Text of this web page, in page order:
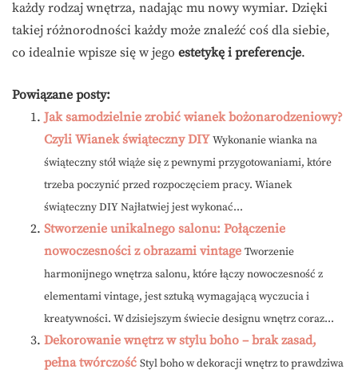
każdy rodzaj wnętrza, nadając mu nowy wymiar. Dzięki
takiej różnorodności każdy może znaleźć coś dla siebie,
co idealnie wpisze się w jego estetykę i preferencje.
Powiązane posty:
Jak samodzielnie zrobić wianek bożonarodzeniowy?
Czyli Wianek świąteczny DIY Wykonanie wianka na
świąteczny stół wiąże się z pewnymi przygotowaniami, które
trzeba poczynić przed rozpoczęciem pracy. Wianek
świąteczny DIY Najłatwiej jest wykonać...
Stworzenie unikalnego salonu: Połączenie
nowoczesności z obrazami vintage Tworzenie
harmonijnego wnętrza salonu, które łączy nowoczesność z
elementami vintage, jest sztuką wymagającą wyczucia i
kreatywności. W dzisiejszym świecie designu wnętrz coraz...
Dekorowanie wnętrz w stylu boho – brak zasad,
pełna twórczość Styl boho w dekoracji wnętrz to prawdziwa